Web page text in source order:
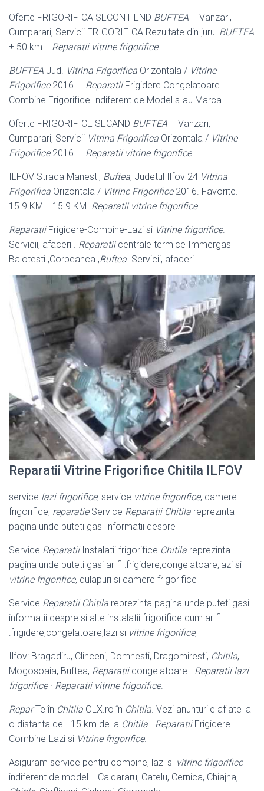
Oferte FRIGORIFICA SECON HEND BUFTEA – Vanzari,
Cumparari, Servicii FRIGORIFICA Rezultate din jurul BUFTEA
± 50 km .. Reparatii vitrine frigorifice.
BUFTEA Jud. Vitrina Frigorifica Orizontala / Vitrine
Frigorifice2016. .. ReparatiiFrigidere Congelatoare
Combine Frigorifice Indiferent de Model s-au Marca
Oferte FRIGORIFICE SECAND BUFTEA – Vanzari,
Cumparari, Servicii Vitrina Frigorifica Orizontala / Vitrine
Frigorifice2016. .. Reparatii vitrine frigorifice.
ILFOV Strada Manesti, Buftea, Judetul Ilfov 24 Vitrina
Frigorifica Orizontala / Vitrine Frigorifice2016. Favorite.
15.9 KM .. 15.9 KM. Reparatii vitrine frigorifice.
ReparatiiFrigidere-Combine-Lazi si Vitrine frigorifice.
Servicii, afaceri . Reparatiicentrale termice Immergas
Balotesti ,Corbeanca ,Buftea. Servicii, afaceri
Reparatii Vitrine Frigorifice Chitila ILFOV
service lazi frigorifice, service vitrine frigorifice, camere
frigorifice, reparatieService Reparatii Chitila reprezinta
pagina unde puteti gasi informatii despre
Service ReparatiiInstalatii frigorifice Chitila reprezinta
pagina unde puteti gasi ar fi :frigidere,congelatoare,lazi si
vitrine frigorifice, dulapuri si camere frigorifice
Service Reparatii Chitila reprezinta pagina unde puteti gasi
informatii despre si alte instalatii frigorifice cum ar fi
:frigidere,congelatoare,lazi si vitrine frigorifice,
Ilfov: Bragadiru, Clinceni, Domnesti, Dragomiresti, Chitila,
Mogosoaia, Buftea, Reparatiicongelatoare · Reparatii lazi
frigorifice· Reparatii vitrine frigorifice.
ReparTe în Chitila OLX.ro în Chitila. Vezi anunturile aflate la
o distanta de +15 km de la Chitila . ReparatiiFrigidere-
Combine-Lazi si Vitrine frigorifice.
Asiguram service pentru combine, lazi si vitrine frigorifice
indiferent de model. . Caldararu, Catelu, Cernica, Chiajna,